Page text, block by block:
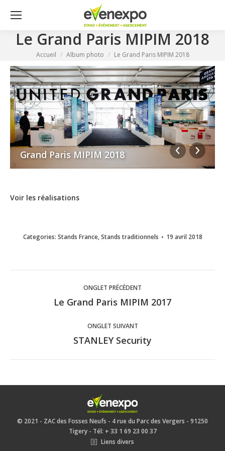
Le Grand Paris MIPIM 2018
Vous êtes ici :
Accueil Album photo Le Grand Paris MIPIM 2018
Grand Paris MIPIM 2018
Voir les réalisations
Categories: Stands France,Stands traditionnels 19 avril 2018
Navigation
commentaire
ONGLET PRÉCÉDENT
Onglet
Le Grand Paris MIPIM 2017
ONGLET SUIVANT
Onglet
STANLEY Security
© 2021 - ZAC des Fosses Neufs - 4 rue du Parc des Vergers - 91250
Tigery - Tél: + 33 1 69 23 00 37
Liens divers